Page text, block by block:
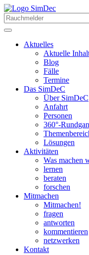
Aktuelles
Aktuelle
Blog
Fälle
Termine
Das SimDeC
Über SimDeC
Anfahrt
Personen
360°-
Lösungen
Aktivitäten
Was machen
lernen
beraten
forschen
Mitmachen
Mitmachen!
fragen
antworten
kommentieren
netzwerken
Kontakt